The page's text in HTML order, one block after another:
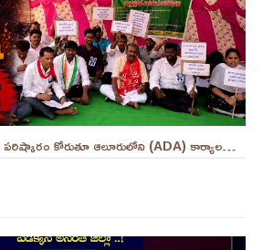
MPEO తమ సమస్యల పరిష్కారం కోరుతూ ఆలూరులోని (ADA) కార్యాలయం ఎదుట దీక్ష ||YES 9TV #kurnool